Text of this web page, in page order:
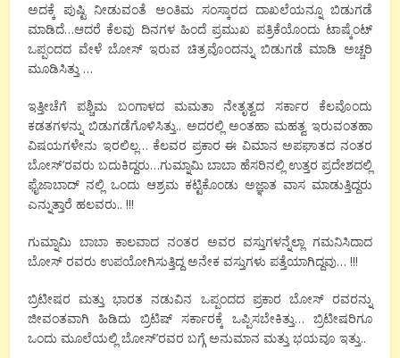
ಅದಕ್ಕೆ ಪುಷ್ಟಿ ನೀಡುವಂತೆ ಅಂತಿಮ ಸಂಸ್ಕಾರದ ದಾಖಲೆಯನ್ನೂ ಬಿಡುಗಡೆ
ಮಾಡಿದೆ…ಆದರೆ ಕೆಲವು ದಿನಗಳ ಹಿಂದೆ ಪ್ರಮುಖ ಪತ್ರಿಕೆಯೊಂದು ಟಾಷ್ಕೆಂಟ್
ಒಪ್ಪಂದದ ವೇಳೆ ಬೋಸ್ ಇರುವ ಚಿತ್ರವೊಂದನ್ನು ಬಿಡುಗಡೆ ಮಾಡಿ ಅಚ್ಚರಿ
ಮೂಡಿಸಿತ್ತು …
ಇತ್ತೀಚೆಗೆ ಪಶ್ಚಿಮ ಬಂಗಾಳದ ಮಮತಾ ನೇತೃತ್ವದ ಸರ್ಕಾರ ಕೆಲವೊಂದು
ಕಡತಗಳನ್ನು ಬಿಡುಗಡೆಗೊಳಿಸಿತ್ತು.. ಅದರಲ್ಲಿ ಅಂತಹಾ ಮಹತ್ವ ಇರುವಂತಹಾ
ವಿಷಯಗಳೇನು ಇರಲಿಲ್ಲ… ಕೆಲವರ ಪ್ರಕಾರ ಈ ವಿಮಾನ ಅಪಘಾತದ ನಂತರ
ಬೋಸ್’ರವರು ಬದುಕಿದ್ದರು…ಗುಮ್ನಾಮಿ ಬಾಬಾ ಹೆಸರಿನಲ್ಲಿ ಉತ್ತರ ಪ್ರದೇಶದಲ್ಲಿ
ಫೈಜಾಬಾದ್ ನಲ್ಲಿ ಒಂದು ಆಶ್ರಮ ಕಟ್ಟಿಕೊಂಡು ಅಜ್ಞಾತ ವಾಸ ಮಾಡುತ್ತಿದ್ದರು
ಎನ್ನುತ್ತಾರೆ ಹಲವರು.. !!!
ಗುಮ್ನಾಮಿ ಬಾಬಾ ಕಾಲವಾದ ನಂತರ ಅವರ ವಸ್ತುಗಳನ್ನೆಲ್ಲಾ ಗಮನಿಸಿದಾದ
ಬೋಸ್ ರವರು ಉಪಯೋಗಿಸುತ್ತಿದ್ದ ಅನೇಕ ವಸ್ತುಗಳು ಪತ್ತೆಯಾಗಿದ್ದವು… !!!
ಬ್ರಿಟೀಷರ ಮತ್ತು ಭಾರತ ನಡುವಿನ ಒಪ್ಪಂದದ ಪ್ರಕಾರ ಬೋಸ್ ರವರನ್ನು
ಜೀವಂತವಾಗಿ ಹಿಡಿದು ಬ್ರಿಟಿಷ್ ಸರ್ಕಾರಕ್ಕೆ ಒಪ್ಪಿಸಬೇಕಿತ್ತು… ಬ್ರಿಟೀಷರಿಗೂ
ಒಂದು ಮೂಲೆಯಲ್ಲಿ ಬೋಸ್’ರವರ ಬಗ್ಗೆ ಅನುಮಾನ ಮತ್ತು ಭಯವೂ ಇತ್ತು..